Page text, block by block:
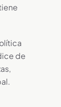
de